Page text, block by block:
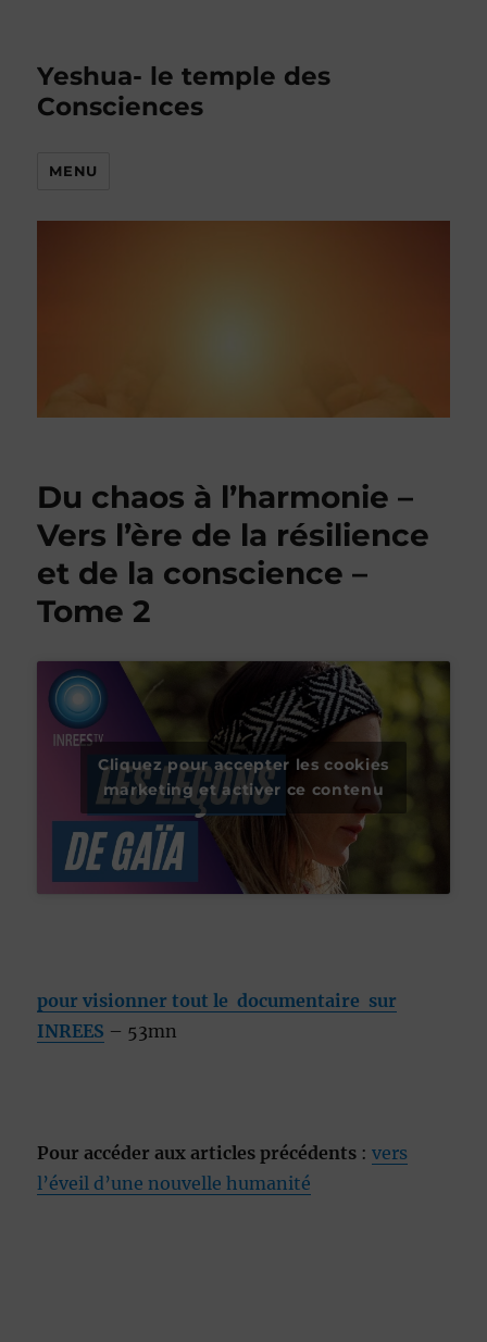
Yeshua- le temple des
Consciences
MENU
Du chaos à l’harmonie –
Vers l’ère de la résilience
et de la conscience –
Tome 2
Cliquez pour accepter les cookies
marketing et activer ce contenu
pour visionner tout le documentaire sur
INREES – 53mn
Pour accéder aux articles précédents :vers
l’éveil d’une nouvelle humanité